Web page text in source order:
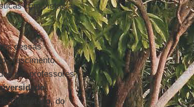
com vistas a
dessas
crescimento
por professores
deQuerétaro, do